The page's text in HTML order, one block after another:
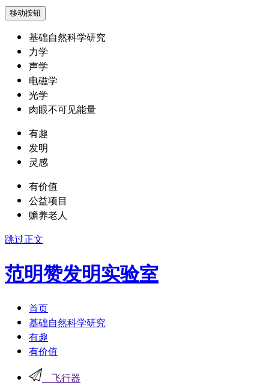
移动按钮
基础自然科学研究
力学
声学
电磁学
光学
肉眼不可见能量
有趣
发明
灵感
有价值
公益项目
赡养老人
跳过正文
范明赞发明实验室
首页
基础自然科学研究
有趣
有价值
飞行器